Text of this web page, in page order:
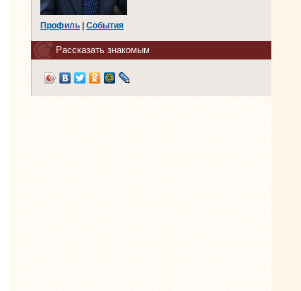
Профиль | События
Рассказать знакомым